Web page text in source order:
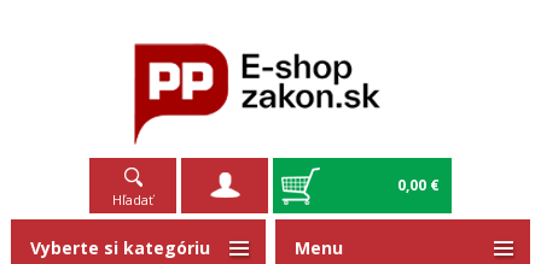
Hľadať
0,00 €
Vyberte si kategóriu Menu